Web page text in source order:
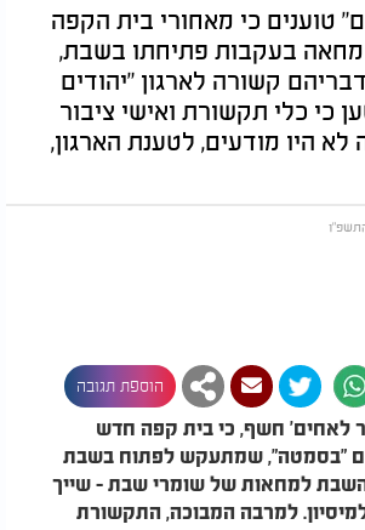
טוענים כי מאחורי בית הקפה
בעקבות פתיחתו בשבת,
קשורה לארגון "יהודים
כי כלי תקשורת ואישי ציבור
היו מודעים, לטענת הארגון,
הוספת תגובה
לאחים' חשף, כי בית קפה חדש
"בסמטה", שמתעקש לפתוח בשבת
השבת למחאות של שומרי שבת - שייך
למרבה המבוכה, התקשורת